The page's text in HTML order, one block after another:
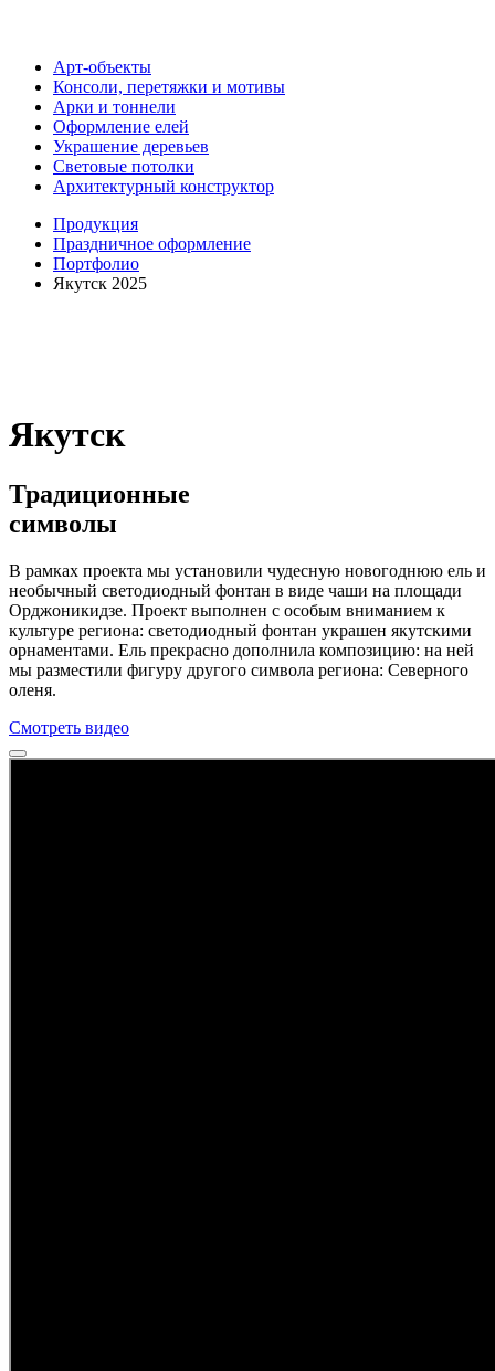
Арт-объекты
Консоли, перетяжки и мотивы
Арки и тоннели
Оформление елей
Украшение деревьев
Световые потолки
Архитектурный конструктор
Продукция
Праздничное оформление
Портфолио
Якутск 2025
Якутск
Традиционные
символы
В рамках проекта мы установили чудесную новогоднюю ель и
необычный светодиодный фонтан в виде чаши на площади
Орджоникидзе. Проект выполнен с особым вниманием к
культуре региона: светодиодный фонтан украшен якутскими
орнаментами. Ель прекрасно дополнила композицию: на ней
мы разместили фигуру другого символа региона: Северного
оленя.
Смотреть видео